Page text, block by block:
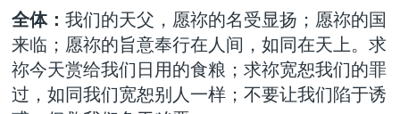
全体： 我们的天父，愿祢的名受显扬；愿祢的国
来临；愿祢的旨意奉行在人间，如同在天上。求
祢今天赏给我们日用的食粮；求祢宽恕我们的罪
过，如同我们宽恕别人一样；不要让我们陷于诱